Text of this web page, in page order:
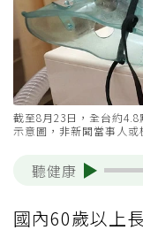
截至8月23日，全台約
示意圖，非新聞當事人或
聽健康
國內60歲以上